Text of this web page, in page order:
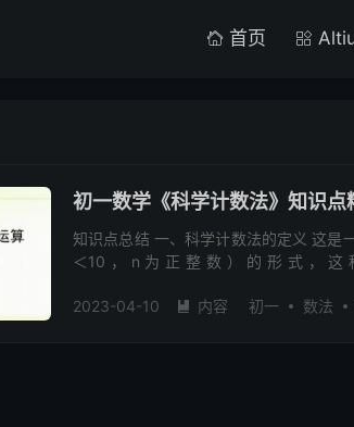
首页
初一数学《科学计数法》知识点
知识点总结 一、科学计数法的定义 这是
＜10，n为正整数）的形式，
2023-04-10  内容 初一 数法